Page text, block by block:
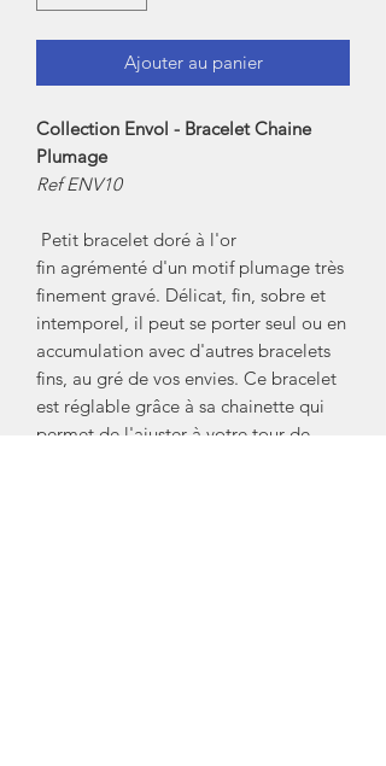
Ajouter au panier
Collection Envol - Bracelet Chaine
Plumage
Ref ENV10
Petit bracelet doré à l'or
fin agrémenté d'un motif plumage très
finement gravé. Délicat, fin, sobre et
intemporel, il peut se porter seul ou en
accumulation avec d'autres bracelets
fins, au gré de vos envies. Ce bracelet
est réglable grâce à sa chainette qui
permet de l'ajuster à votre tour de